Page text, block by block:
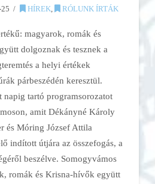
HÍREK, RÓLUNK ÍRTÁK
magyarok, romák és
dolgoznak és tesznek a
a helyi értékek
párbeszédén keresztül.
napig tartó programsorozatot
amit Dékányné Károly
és Móring József Attila
indított útjára az összefogás, a
beszélve. Somogyvámos
romák és Krisna-hívők együtt